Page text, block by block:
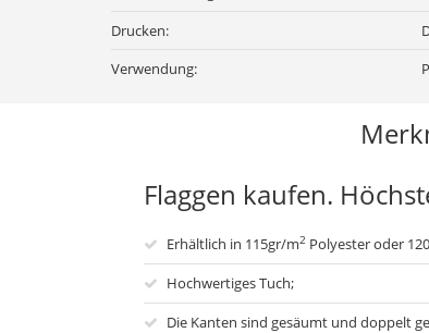
Drucken:
Verwendung:
Flaggen kaufen.
Erhältlich in 115gr/m2 Polyester oder
Hochwertiges Tuch;
Die Kanten sind gesäumt und doppelt